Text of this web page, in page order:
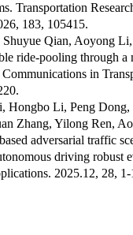
Transportation
183, 105415.
Shuyue Qian, Aoyong Li
ride-pooling through
in
Hongbo Li, Peng Dong,
Zhang, Yilong Ren,
adversarial traffic
driving robust
2025.12, 28, 1-